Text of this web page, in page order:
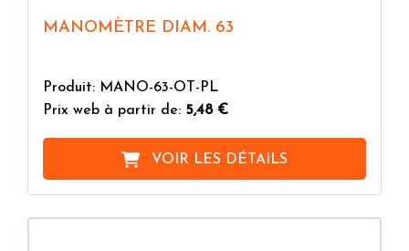
MANOMÈTRE DIAM. 63
Produit: MANO-63-OT-PL
Prix web à partir de: 5,48 €
VOIR LES DÉTAILS